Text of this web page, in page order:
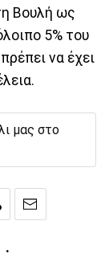
Βουλή ως
5% του
να έχει
μας στο
·